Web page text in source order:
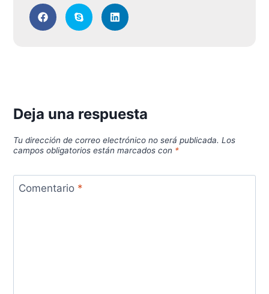
Deja una respuesta
Tu dirección de correo electrónico no será publicada. Los
campos obligatorios están marcados con *
Comentario *